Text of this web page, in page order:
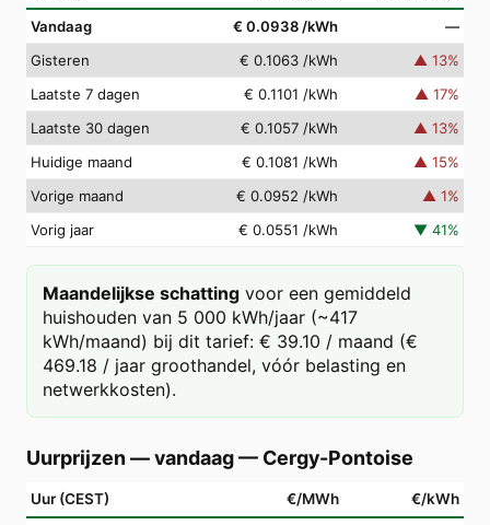
Vandaag € 0.0938 /kWh
—
Gisteren
€ 0.1063 /kWh ▲ 13%
Laatste 7 dagen
€ 0.1101 /kWh ▲ 17%
Laatste 30 dagen
€ 0.1057 /kWh ▲ 13%
Huidige maand
€ 0.1081 /kWh ▲ 15%
Vorige maand
€ 0.0952 /kWh ▲ 1%
Vorig jaar
€ 0.0551 /kWh ▼ 41%
Maandelijkse schatting voor een gemiddeld
huishouden van 5 000 kWh/jaar (~417
kWh/maand) bij dit tarief: € 39.10 / maand (€
469.18 / jaar groothandel, vóór belasting en
netwerkkosten).
Uurprijzen — vandaag— Cergy-Pontoise
Uur (CEST) €/MWh €/kWh